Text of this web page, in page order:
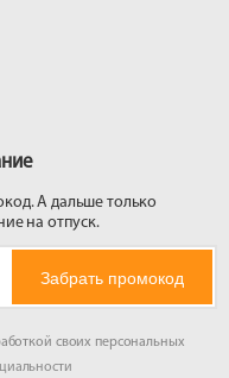
А дальше только
на отпуск.
Забрать промокод
своих персональных